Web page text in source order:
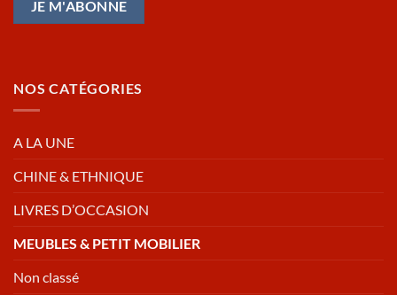
NOS CATÉGORIES
A LA UNE
CHINE & ETHNIQUE
LIVRES D’OCCASION
MEUBLES & PETIT MOBILIER
Non classé